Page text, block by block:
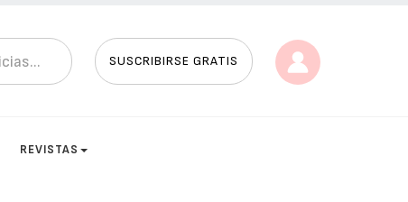
SUSCRIBIRSE GRATIS
REVISTAS